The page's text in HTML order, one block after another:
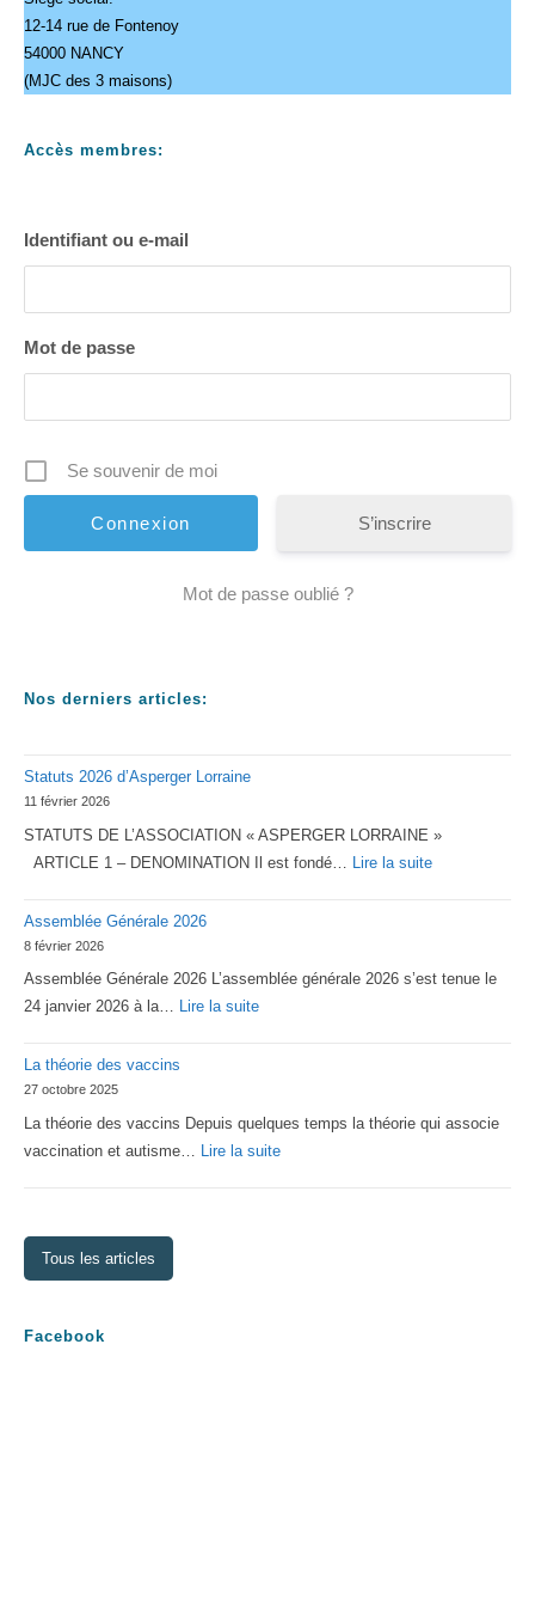
12-14 rue de Fontenoy
54000 NANCY
(MJC des 3 maisons)
Accès membres:
Identifiant ou e-mail
Mot de passe
Se souvenir de moi
S’inscrire
Mot de passe oublié ?
Nos derniers articles:
Statuts 2026 d’Asperger Lorraine
11 février 2026
STATUTS DE L’ASSOCIATION « ASPERGER LORRAINE »
ARTICLE 1 – DENOMINATION Il est fondé… Lire la suite:
Lorraine
Assemblée Générale 2026
8 février 2026
Assemblée Générale 2026 L’assemblée générale 2026 s’est tenue le
24 janvier 2026 à la… Lire la suite:
La théorie des vaccins
27 octobre 2025
La théorie des vaccins Depuis quelques temps la théorie qui associe
vaccination et autisme… Lire la suite:
Tous les articles
Facebook